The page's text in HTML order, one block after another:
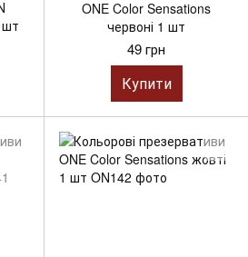
шт
ONE Color Sensations
червоні 1 шт
49 грн
Купити